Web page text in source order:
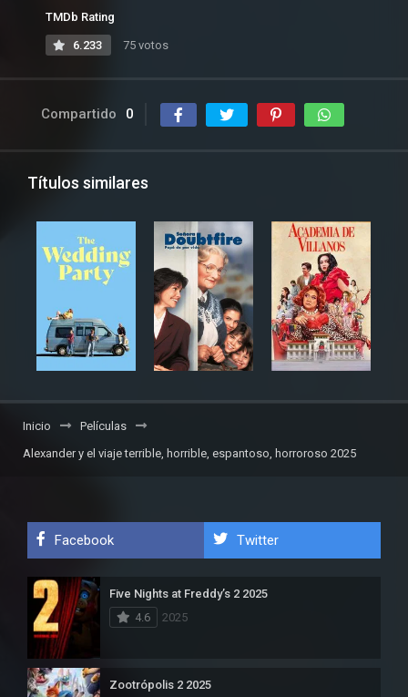
TMDb Rating
6.233 75 votos
Compartido 0
Títulos similares
Inicio
Películas
Alexander y el viaje terrible, horrible, espantoso, horroroso 2025
Facebook Twitter
Five Nights at Freddy’s 2 2025
4.6
2025
Zootrópolis 2 2025